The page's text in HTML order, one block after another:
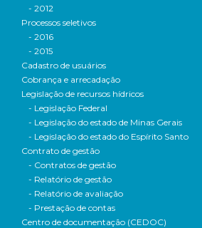
- 2012
Processos seletivos
- 2016
- 2015
Cadastro de usuários
Cobrança e arrecadação
Legislação de recursos hídricos
- Legislação Federal
- Legislação do estado de Minas Gerais
- Legislação do estado do Espírito Santo
Contrato de gestão
- Contratos de gestão
- Relatório de gestão
- Relatório de avaliação
- Prestação de contas
Centro de documentação (CEDOC)